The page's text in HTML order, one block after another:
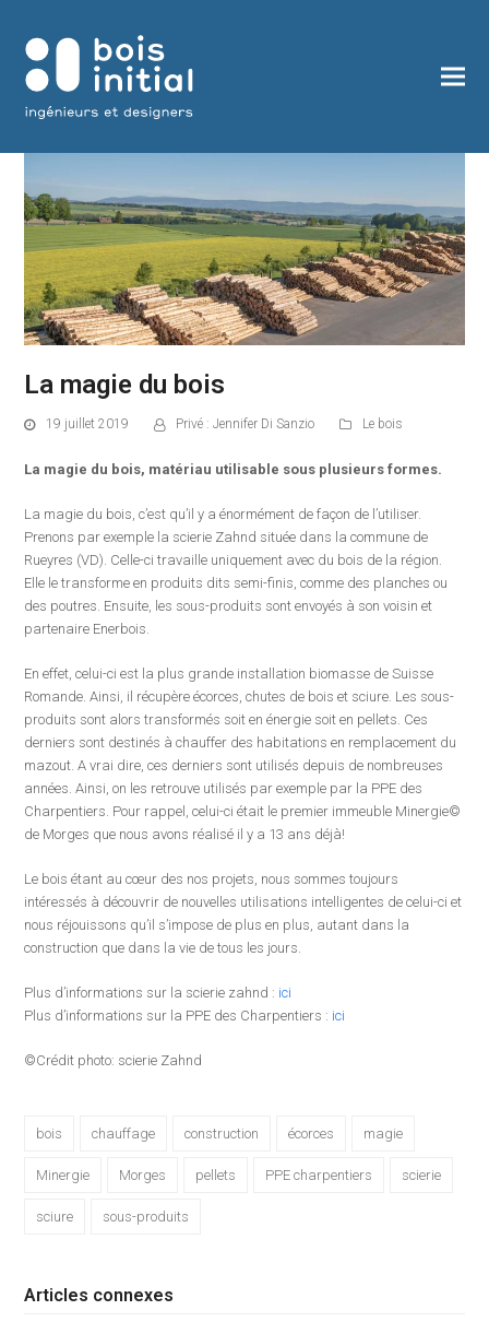
La magie du bois
19 juillet 2019 Privé : Jennifer Di Sanzio Le bois
La magie du bois, matériau utilisable sous plusieurs formes.
La magie du bois, c’est qu’il y a énormément de façon de l’utiliser.
Prenons par exemple la scierie Zahnd située dans la commune de
Rueyres (VD). Celle-ci travaille uniquement avec du bois de la région.
Elle le transforme en produits dits semi-finis, comme des planches ou
des poutres. Ensuite, les sous-produits sont envoyés à son voisin et
partenaire Enerbois.
En effet, celui-ci est la plus grande installation biomasse de Suisse
Romande. Ainsi, il récupère écorces, chutes de bois et sciure. Les sous-
produits sont alors transformés soit en énergie soit en pellets. Ces
derniers sont destinés à chauffer des habitations en remplacement du
mazout. A vrai dire, ces derniers sont utilisés depuis de nombreuses
années. Ainsi, on les retrouve utilisés par exemple par la PPE des
Charpentiers. Pour rappel, celui-ci était le premier immeuble Minergie©
de Morges que nous avons réalisé il y a 13 ans déjà!
Le bois étant au cœur des nos projets, nous sommes toujours
intéressés à découvrir de nouvelles utilisations intelligentes de celui-ci et
nous réjouissons qu’il s’impose de plus en plus, autant dans la
construction que dans la vie de tous les jours.
Plus d’informations sur la scierie zahnd : ici
Plus d’informations sur la PPE des Charpentiers : ici
©Crédit photo: scierie Zahnd
bois chauffage construction écorces magie
Minergie Morges pellets PPE charpentiers scierie
sciure sous-produits
Articles connexes